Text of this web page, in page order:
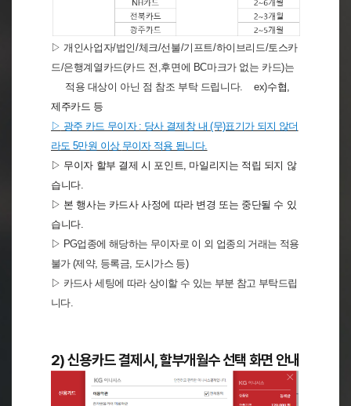
▷ 개인사업자/법인/체크/선불/기프트/하이브리드/토스카
드/은행계열카드(카드 전 후면에 BC마크가 없는 카드)는
적용 대상이 아닌 점 참조 부탁 드립니다. ex)수협
제주카드 등
▷ 광주 카드 무이자 : 당사 결제창 내 (무)표기가 되지 않더
라도 5만원 이상 무이자 적용 됩니다.
▷ 무이자 할부 결제 시 포인트 마일리지는 적립 되지 않
습니다.
▷ 본 행사는 카드사 사정에 따라 변경 또는 중단될 수 있
습니다.
▷ PG업종에 해당하는 무이자로 이 외 업종의 거래는 적용
불가 (제약, 등록금, 도시가스 등)
▷ 카드사 세팅에 따라 상이할 수 있는 부분 참고 부탁드립
니다.
2) 신용카드 결제시, 할부개월수 선택 화면 안내